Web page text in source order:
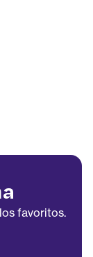
favoritos.